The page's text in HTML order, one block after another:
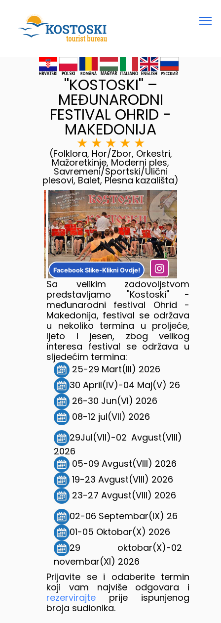
''KOSTOSKI'' –
MEĐUNARODNI
FESTIVAL OHRID -
MAKEDONIJA
★ ★ ★ ★ ★
(Folklora, Hor/Zbor, Orkestri,
Mažoretkinje, Moderni ples,
Savremeni/Sportski/Ulični
plesovi, Balet, Plesna kazališta)
Facebook Slike-Klikni Ovdje!
Sa velikim zadovoljstvom
predstavljamo "Kostoski" -
međunarodni festival Ohrid -
Makedonija, festival se održava
u nekoliko termina u proljeće,
ljeto i jesen, zbog velikog
interesa festival se održava u
sljedećim termina:
25-29 Mart(III) 2026
30 April(IV)-04 Maj(V) 26
26-30 Jun(VI) 2026
08-12 jul(VII) 2026
29Jul(VII)-02 Avgust(VIII)
2026
05-09 Avgust(VIII) 2026
19-23 Avgust(VIII) 2026
23-27 Avgust(VIII) 2026
02-06 Septembar(IX) 26
01-05 Oktobar(X) 2026
29 oktobar(X)-02
novembar(XI) 2026
Prijavite se i odaberite termin
koji vam najviše odgovara i
rezervirajte prije ispunjenog
broja sudionika.